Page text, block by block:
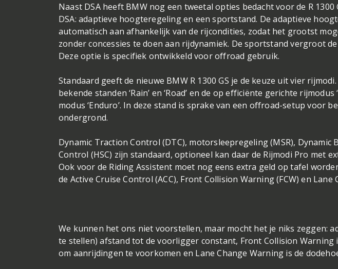
Naast DSA heeft BMW nog een tweetal opties bedacht voor de R
DSA: adaptieve hoogteregeling en een sportstand. De adaptieve
automatisch aan afhankelijk van de rijcondities, zodat het grootst
zonder concessies te doen aan rijdynamiek. De sportstand vergroot
Deze optie is specifiek ontwikkeld voor offroad gebruik.
Standaard geeft de nieuwe BMW R 1300 GS je de keuze uit vier
bekende standen ‘Rain’ en ‘Road’ en de op efficiënte gerichte rijmodus
modus ‘Enduro’. In deze stand is sprake van een offroad-setup voor
ondergrond.
Dynamic Traction Control (DTC), motorsleepregeling (MSR), Dynamic
Control (HSC) zijn standaard, optioneel kan daar de Rijmodi Pro met
Ook voor de Riding Assistent moet nog eens extra geld op tafel
de Active Cruise Control (ACC), Front Collision Warning (FCW) en
We kunnen het ons niet voorstellen, maar mocht het je niks zeggen:
te stellen) afstand tot de voorligger constant, Front Collision Warning
om aanrijdingen te voorkomen en Lane Change Warning is de